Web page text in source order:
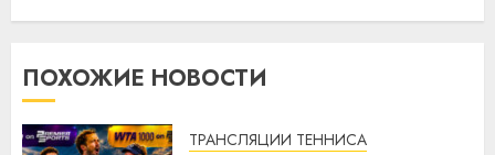
ПОХОЖИЕ НОВОСТИ
ТРАНСЛЯЦИИ ТЕННИСА